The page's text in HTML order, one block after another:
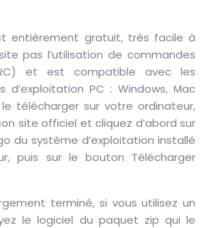
entièrement gratuit, très facile à
pas l’utilisation de commandes
et est compatible avec les
d’exploitation PC : Windows, Mac
le télécharger sur votre ordinateur,
site officiel et cliquez d’abord sur
du système d’exploitation installé
puis sur le bouton Télécharger
terminé, si vous utilisez un
le logiciel du paquet zip qui le